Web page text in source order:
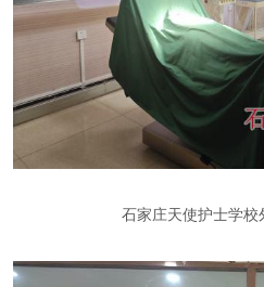
石家庄天使护士学校